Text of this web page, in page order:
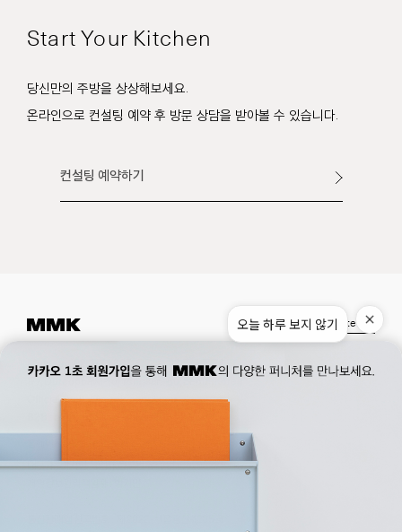
Start Your Kitchen
당신만의 주방을 상상해보세요.
온라인으로 컨설팅 예약 후 방문 상담을 받아볼 수 있습니다.
컨설팅 예약하기
대표자 : 박기민 사업자 등록번호 : 821-86-02281
Museum. 02. 777. 5887 Office.02. 777. 5778
177, Duteopbawi-ro, Yongsan-gu, Seoul, Korea
Official : hello@mmk-seoul.com
Instagram Pinterest
오늘 하루 보지 않기